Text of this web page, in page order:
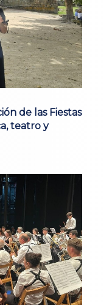
de las Fiestas
teatro y